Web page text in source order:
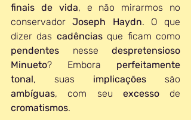
finais de vida, e não mirarmos no
conservador Joseph Haydn. O que
dizer das cadências
pendentes nesse despretensioso
Minueto? Embora perfeitamente
tonal, suas implicações
ambíguas, com seu excesso
cromatismos.